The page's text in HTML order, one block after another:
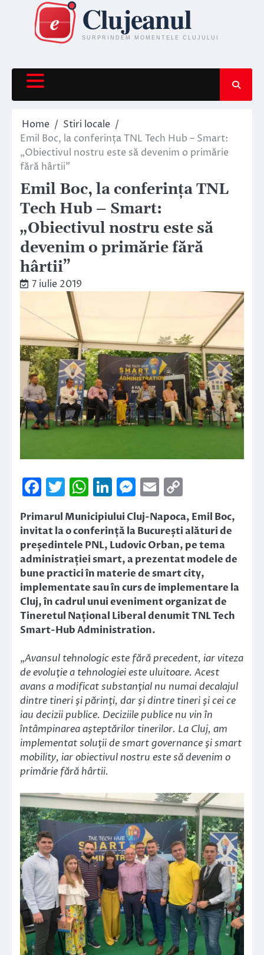
content
Home
Stiri locale
Emil Boc, la conferința TNL Tech Hub – Smart:
„Obiectivul nostru este să devenim o primărie
fără hârtii”
Emil Boc, la conferința TNL
Tech Hub – Smart:
„Obiectivul nostru este să
devenim o primărie fără
hârtii”
7 iulie 2019
Facebook
Twitter
WhatsApp
LinkedIn
Messenger
Email
Link
Primarul Municipiului Cluj-Napoca, Emil Boc,
invitat la o conferință la București alături de
președintele PNL, Ludovic Orban, pe tema
administrației smart, a prezentat modele de
bune practici în materie de smart city,
implementate sau în curs de implementare la
Cluj, în cadrul unui eveniment organizat de
Tineretul Național Liberal denumit TNL Tech
Smart-Hub Administration.
„Avansul tehnologic este fără precedent, iar viteza
de evoluţie a tehnologiei este uluitoare. Acest
avans a modificat substanţial nu numai decalajul
dintre tineri şi părinţi, dar şi dintre tineri şi cei ce
iau decizii publice. Deciziile publice nu vin în
întâmpinarea aşteptărilor tinerilor. La Cluj, am
implementat soluţii de smart governance şi smart
mobility, iar obiectivul nostru este să devenim o
primărie fără hârtii.